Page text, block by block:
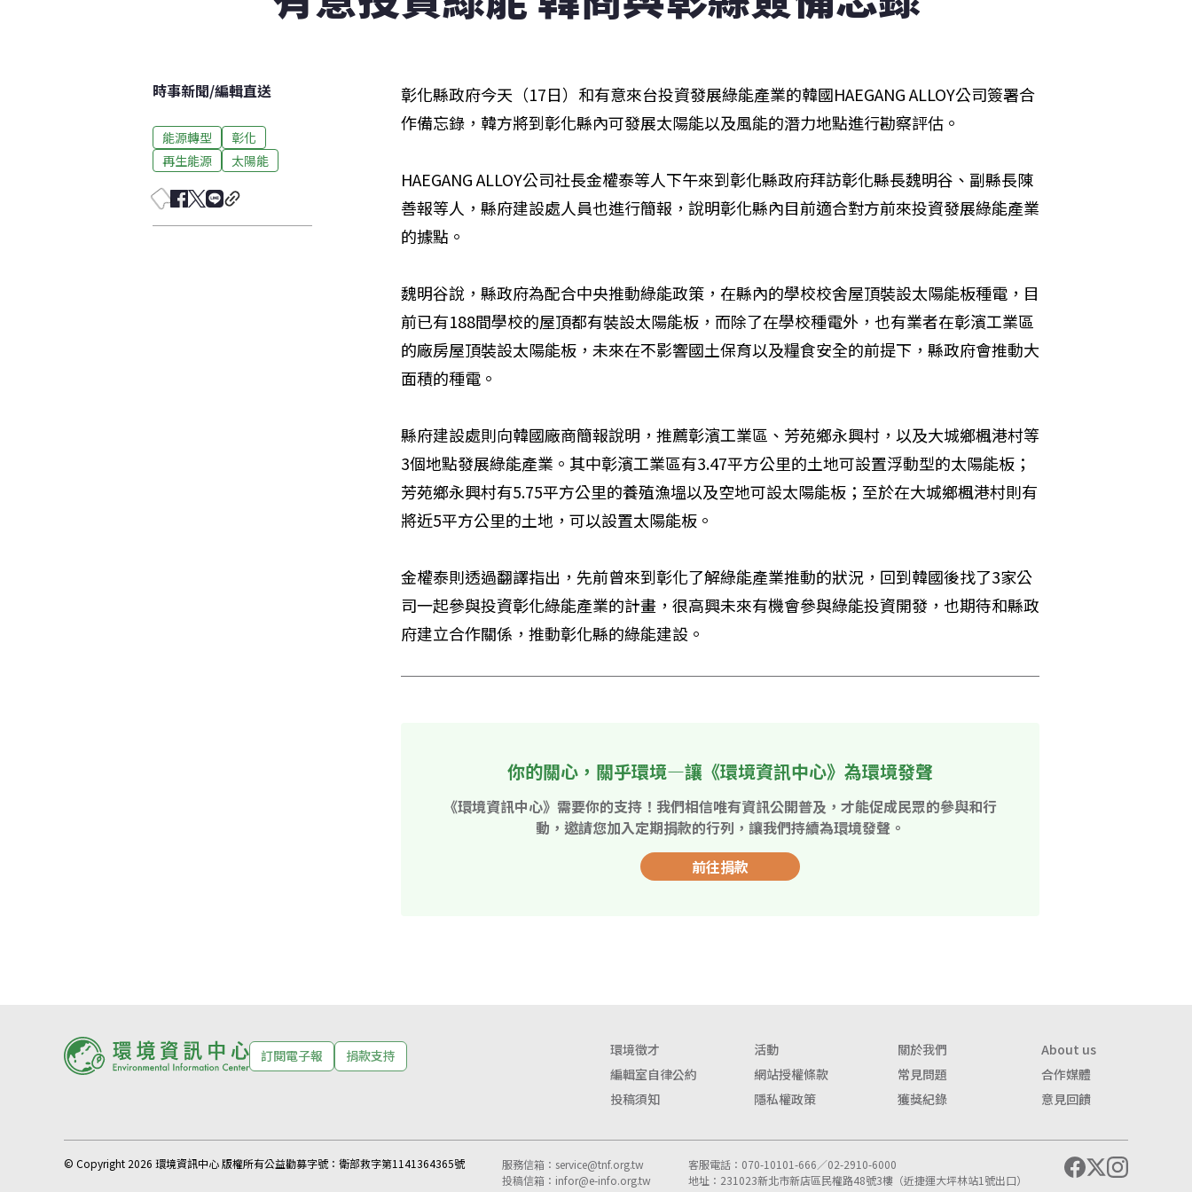
時事新聞/編輯直送
能源轉型
彰化
再生能源
太陽能
彰化縣政府今天（17日）和有意來台投資發展綠能產業的韓國HAEGANG ALLOY公司簽署合
作備忘錄，韓方將到彰化縣內可發展太陽能以及風能的潛力地點進行勘察評估。
HAEGANG ALLOY公司社長金權泰等人下午來到彰化縣政府拜訪彰化縣長魏明谷、副縣長陳
善報等人，縣府建設處人員也進行簡報，說明彰化縣內目前適合對方前來投資發展綠能產業
的據點。
魏明谷說，縣政府為配合中央推動綠能政策，在縣內的學校校舍屋頂裝設太陽能板種電，目
前已有188間學校的屋頂都有裝設太陽能板，而除了在學校種電外，也有業者在彰濱工業區
的廠房屋頂裝設太陽能板，未來在不影響國土保育以及糧食安全的前提下，縣政府會推動大
面積的種電。
縣府建設處則向韓國廠商簡報說明，推薦彰濱工業區、芳苑鄉永興村，以及大城鄉楓港村等
3個地點發展綠能產業。其中彰濱工業區有3.47平方公里的土地可設置浮動型的太陽能板；
芳苑鄉永興村有5.75平方公里的養殖漁塭以及空地可設太陽能板；至於在大城鄉楓港村則有
將近5平方公里的土地，可以設置太陽能板。
金權泰則透過翻譯指出，先前曾來到彰化了解綠能產業推動的狀況，回到韓國後找了3家公
司一起參與投資彰化綠能產業的計畫，很高興未來有機會參與綠能投資開發，也期待和縣政
府建立合作關係，推動彰化縣的綠能建設。
你的關心，關乎環境—讓《環境資訊中心》為環境發聲
《環境資訊中心》需要你的支持！我們相信唯有資訊公開普及，才能促成民眾的參與和行
動，邀請您加入定期捐款的行列，讓我們持續為環境發聲。
前往捐款
訂閱電子報 捐款支持 環境徵才 活動 關於我們
About us
編輯室自律公約
網站授權條款 常見問題
合作媒體
投稿須知
隱私權政策 獲獎紀錄 意見回饋
© Copyright 2026 環境資訊中心 版權所有公益勸募字號： 衛部救字第1141364365號 服務信箱： service@tnf.org.tw
投稿信箱： infor@e-info.org.tw
客服電話：070-10101-666／02-2910-6000
地址：231023新北市新店區民權路48號3樓（近捷運大坪林站1號出口）